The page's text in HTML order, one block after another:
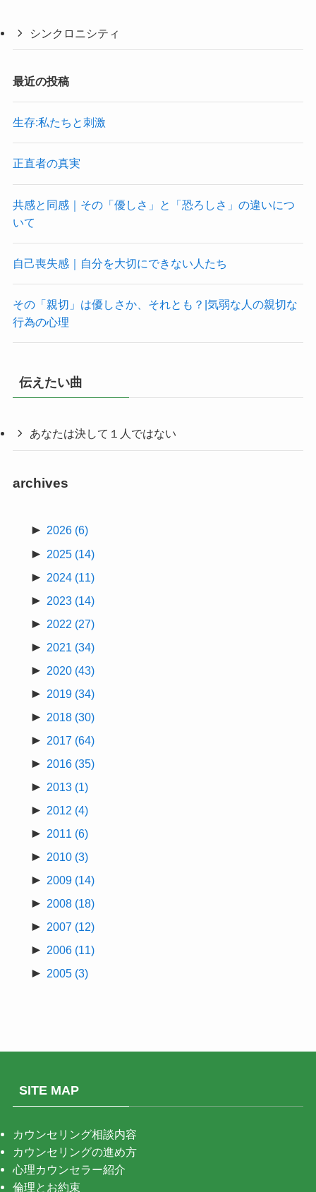
シンクロニシティ
最近の投稿
生存:私たちと刺激
正直者の真実
共感と同感｜その「優しさ」と「恐ろしさ」の違いにつ
いて
自己喪失感｜自分を大切にできない人たち
その「親切」は優しさか、それとも？|気弱な人の親切な
行為の心理
伝えたい曲
あなたは決して１人ではない
archives
► 2026 (6)
► 2025 (14)
► 2024 (11)
► 2023 (14)
► 2022 (27)
► 2021 (34)
► 2020 (43)
► 2019 (34)
► 2018 (30)
► 2017 (64)
► 2016 (35)
► 2013 (1)
► 2012 (4)
► 2011 (6)
► 2010 (3)
► 2009 (14)
► 2008 (18)
► 2007 (12)
► 2006 (11)
► 2005 (3)
SITE MAP
カウンセリング相談内容
カウンセリングの進め方
心理カウンセラー紹介
倫理とお約束